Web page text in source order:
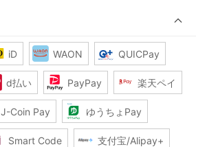
iD WAON QUICPay
d払い PayPay 楽天ペイ
J-Coin Pay ゆうちょPay
Smart Code 支付宝/Alipay+